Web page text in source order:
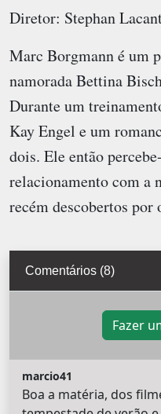
Diretor: Stephan
Marc Borgmann é um
namorada Bettina
Durante um
Kay Engel e um
dois. Ele então
relacionamento com a
recém descobertos por
Comentários (8)
Fazer
marcio41
Boa a matéria, dos